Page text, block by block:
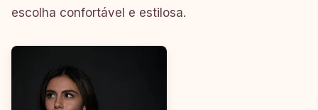
escolha confortável e estilosa.